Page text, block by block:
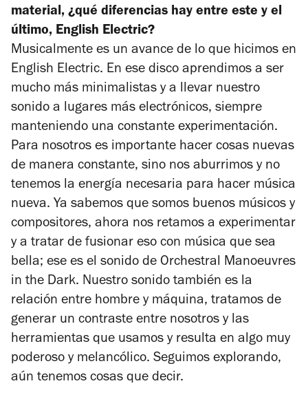
material, ¿qué diferencias hay entre este y el
último, English Electric?
Musicalmente es un avance de lo que hicimos en
English Electric. En ese disco aprendimos a ser
mucho más minimalistas y a llevar nuestro
sonido a lugares más electrónicos, siempre
manteniendo una constante experimentación.
Para nosotros es importante hacer cosas nuevas
de manera constante, sino nos aburrimos y no
tenemos la energía necesaria para hacer música
nueva. Ya sabemos que somos buenos músicos y
compositores, ahora nos retamos a experimentar
y a tratar de fusionar eso con música que sea
bella; ese es el sonido de Orchestral Manoeuvres
in the Dark. Nuestro sonido también es la
relación entre hombre y máquina, tratamos de
generar un contraste entre nosotros y las
herramientas que usamos y resulta en algo muy
poderoso y melancólico. Seguimos explorando,
aún tenemos cosas que decir.